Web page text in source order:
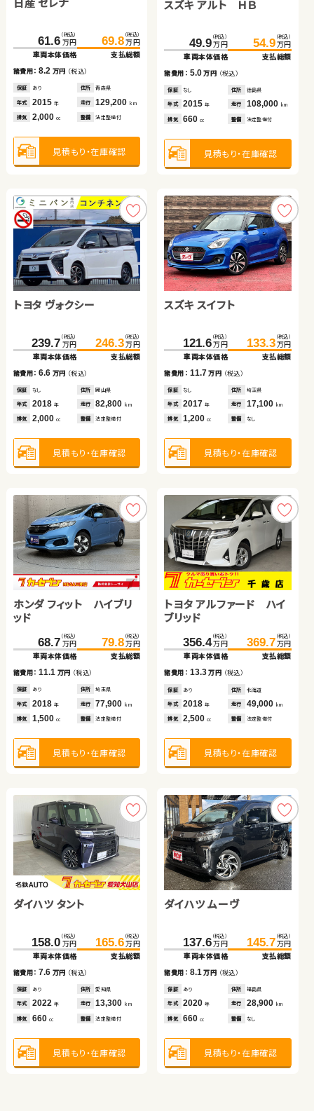
61.6 （税込）
万円
車両本体価格
69.8 （税込）
万円
支払総額
諸費用：8.2 万円 （税込）
保証 あり 住所 青森県
年式 2015 年 走行 129,200 km
排気 2,000 cc 整備 法定整備付
見積もり・在庫確認
スズキ アルト ＨＢ
49.9 （税込）
万円
車両本体価格
54.9 （税込）
万円
支払総額
諸費用： 5.0万円 （税込）
保証 なし 住所 徳島県
年式 2015年 走行 108,000 km
排気 660cc 整備 法定整備付
見積もり・在庫確認
トヨタ ヴォクシー
239.7 （税込）
万円
車両本体価格
246.3 （税込）
万円
支払総額
諸費用：6.6 万円 （税込）
保証 なし 住所 岡山県
年式 2018 年 走行 82,800 km
排気 2,000 cc 整備 法定整備付
見積もり・在庫確認
スズキ スイフト
121.6 （税込）
万円
車両本体価格
133.3 （税込）
万円
支払総額
諸費用： 11.7万円 （税込）
保証 なし 住所 埼玉県
年式 2017年 走行 17,100 km
排気 1,200cc 整備 なし
見積もり・在庫確認
ホンダ フィット ハイブリ
ッド
68.7 （税込）
万円
車両本体価格
79.8 （税込）
万円
支払総額
諸費用：11.1 万円 （税込）
保証 あり 住所 埼玉県
年式 2018 年 走行 77,900 km
排気 1,500 cc 整備 法定整備付
見積もり・在庫確認
トヨタ アルファード ハイ
ブリッド
356.4 （税込）
万円
車両本体価格
369.7 （税込）
万円
支払総額
諸費用： 13.3万円 （税込）
保証 あり 住所 北海道
年式 2018年 走行 49,000 km
排気 2,500cc 整備 法定整備付
見積もり・在庫確認
ダイハツ タント
158.0 （税込）
万円
車両本体価格
165.6 （税込）
万円
支払総額
諸費用：7.6 万円 （税込）
保証 あり 住所 愛知県
年式 2022 年 走行 13,300 km
排気 660 cc 整備 法定整備付
見積もり・在庫確認
ダイハツ ムーヴ
137.6 （税込）
万円
車両本体価格
145.7 （税込）
万円
支払総額
諸費用： 8.1万円 （税込）
保証 あり 住所 福島県
年式 2020年 走行 28,900 km
排気 660cc 整備 なし
見積もり・在庫確認
118.0 （税込）
万円
車両本体価格
128.8 （税込）
万円
支払総額
諸費用：10.8万円（税込）
保証 あり 住所 宮城県
年式 2017 年 走行 66,500km
排気 1,500 cc 整備 法定整備付
見積もり・在庫確認
204.8 （税込）
万円
車両本体価格
213.4 （税込）
万円
支払総額
諸費用： 8.6万円 （税込）
保証 なし 住所 群馬県
年式 2026年 走行 100 km
排気 660 整備 なし
見積もり・在庫確認
スバル フォレスター
122.7 （税込）
万円
車両本体価格
138.0 （税込）
万円
支払総額
諸費用：15.3万円（税込）
保証 なし 住所 埼玉県
年式 2013 年 走行 57,700 km
排気 2,000 cc 整備 なし
見積もり・在庫確認
ホンダ フィット ハイブリ
170.2 （税込）
万円
車両本体価格
177.7 （税込）
万円
支払総額
諸費用： 7.5 万円（税込）
保証 なし 住所 岡山県
年式 2020年 走行 9,400km
排気 1,500cc 整備 なし
見積もり・在庫確認
トヨタ アルファード ハイ
ブリッド
735.8 （税込）
万円
車両本体価格
747.6 （税込）
万円
支払総額
諸費用：11.8 万円 （税込）
保証 あり 住所 群馬県
年式 2025 年 走行 500km
排気 2,500 cc 整備 なし
見積もり・在庫確認
スズキ ジムニー
49.7 （税込）
万円
車両本体価格
53.8 （税込）
万円
支払総額
諸費用： 4.1 万円（税込）
保証 なし 住所 岡山県
年式 2008年 走行 120,700
排気 660cc 整備 法定整備付
見積もり・在庫確認
スズキ ワゴンＲ
42.7 （税込）
万円
車両本体価格
47.3 （税込）
万円
支払総額
諸費用：4.6 万円 （税込）
保証 なし 住所 岡山県
年式 2014 年 走行 79,000 km
排気 660 整備 法定整備付
見積もり・在庫確認
スズキ スイフト
199.9 （税込）
万円
車両本体価格
204.9 （税込）
万円
支払総額
諸費用： 5.0 万円 （税込）
保証 あり 住所 徳島県
年式 2021年 走行 30,600 km
排気 1,400 整備 法定整備付
見積もり・在庫確認
79.7 （税込）
万円
車両本体価格
85.4 （税込）
万円
支払総額
諸費用：5.7 万円 （税込）
保証 なし 住所 岡山県
年式 2015 年 走行 111,700 km
排気 1,500 cc 整備 法定整備付
見積もり・在庫確認
248.7 （税込）
万円
車両本体価格
259.8 （税込）
万円
支払総額
諸費用： 11.1万円（税込）
保証 あり 住所 北海道
年式 2022年 走行 23,200km
排気 1,500 整備 法定整備付
見積もり・在庫確認
トヨタ ヴォクシー
263.9 （税込）
万円
車両本体価格
274.8 （税込）
万円
支払総額
諸費用：10.9万円（税込）
保証 あり 住所 青森県
年式 2021 年 走行 83,200 km
排気 2,000 cc 整備 法定整備付
見積もり・在庫確認
トヨタ プリウス
180.1 （税込）
万円
車両本体価格
189.9 （税込）
万円
支払総額
諸費用： 9.8 万円（税込）
保証 あり 住所 福島県
年式 2016年 走行 19,500 km
排気 1,800cc 整備 なし
見積もり・在庫確認
日産 セレナ
231.6 （税込）
万円
車両本体価格
244.7 （税込）
万円
支払総額
諸費用：13.1 万円 （税込）
保証 あり 住所 福島県
年式 2019 年 走行 48,300 km
排気 1,200 cc 整備 なし
見積もり・在庫確認
ダイハツ ムーヴ
18.8 （税込）
万円
車両本体価格
33.6 （税込）
万円
支払総額
諸費用： 14.8 万円 （税込）
保証 なし 住所 神奈川県
年式 2011年 走行 15,300 km
排気 660cc 整備 法定整備付
見積もり・在庫確認
ダイハツ タント
119.9万円
車両本体価格
諸費用：5.0 万円 （税込）
保証 あり 住所 徳島県
排気 660 整備 法定整備付
ホンダ Ｎ ＢＯＸ
125.0 （税込）
万円
車両本体価格
135.9 （税込）
万円
支払総額
諸費用： 10.9万円（税込）
保証 あり 住所 岩手県
年式 2022年 走行 37,300 km
排気 660 整備 法定整備付
見積もり・在庫確認